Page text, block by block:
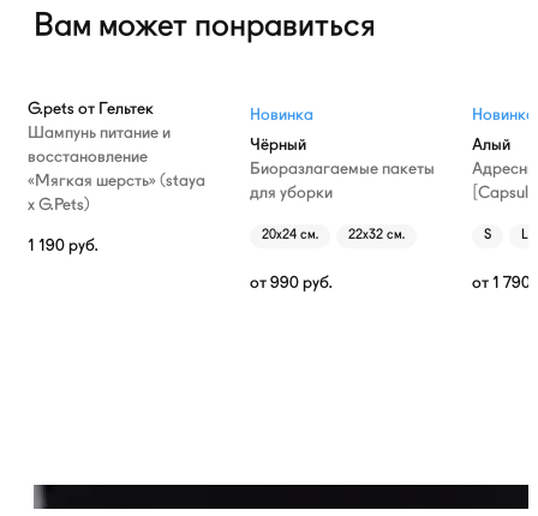
Вам может понравиться
G.pets от Гельтек
Шампунь питание и
восстановление
«Мягкая шерсть» (staya
х G.Pets)
1 190 руб.
Новинка
Чёрный
Биоразлагаемые пакеты
для уборки
20х24 см. 22х32 см.
от 990 руб.
Новинка
Алый
S L
от 1 790